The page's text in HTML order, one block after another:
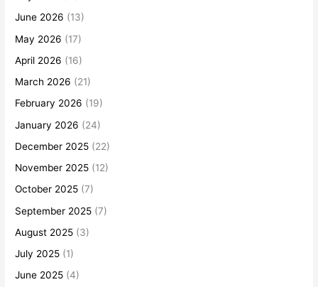
June 2026 (13)
May 2026 (17)
April 2026 (16)
March 2026 (21)
February 2026 (19)
January 2026 (24)
December 2025 (22)
November 2025 (12)
October 2025 (7)
September 2025 (7)
August 2025 (3)
July 2025 (1)
June 2025 (4)